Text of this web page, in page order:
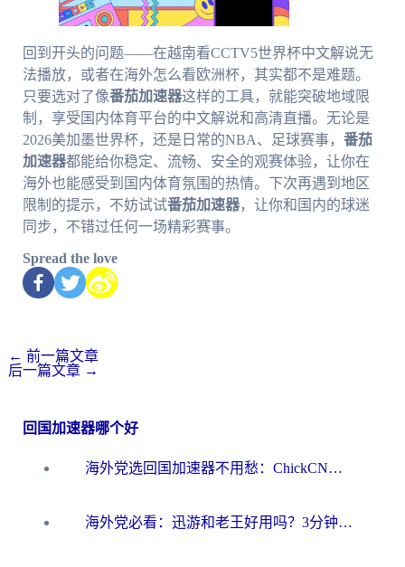
回到开头的问题——在越南看CCTV5世界杯中文解说无
法播放，或者在海外怎么看欧洲杯，其实都不是难题。
只要选对了像番茄加速器这样的工具，就能突破地域限
制，享受国内体育平台的中文解说和高清直播。无论是
2026美加墨世界杯，还是日常的NBA、足球赛事， 番茄
加速器都能给你稳定、流畅、安全的观赛体验，让你在
海外也能感受到国内体育氛围的热情。下次再遇到地区
限制的提示，不妨试试番茄加速器，让你和国内的球迷
同步，不错过任何一场精彩赛事。
Spread the love
← 前一篇文章
后一篇文章 →
回国加速器哪个好
海外党选回国加速器不用愁：ChickCN和洞见哪个好？一篇搞定所有疑问
海外党必看：迅游和老王好用吗？3分钟选对加速国内网络的加速器